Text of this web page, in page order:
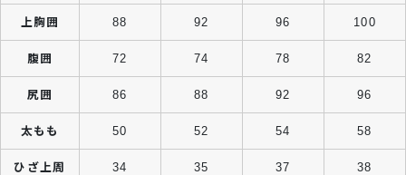
上胸囲 88 92 96 100
腹囲 72 74 78 82
尻囲 86 88 92 96
太もも 50 52 54 58
ひざ上周 34 35 37 38